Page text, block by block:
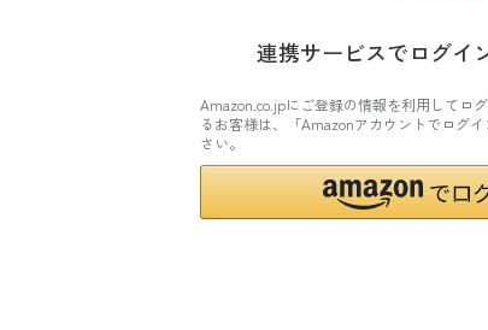
連携サービスでログイ
Amazon.co.jpにご登録の情報を利用してロ
るお客様は、「Amazonアカウントでログ
さい。